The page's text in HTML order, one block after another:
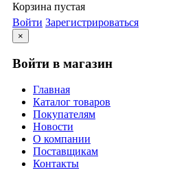
Корзина пустая
Войти Зарегистрироваться
×
Войти в магазин
Главная
Каталог товаров
Покупателям
Новости
О компании
Поставщикам
Контакты